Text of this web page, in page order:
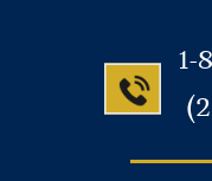
1-